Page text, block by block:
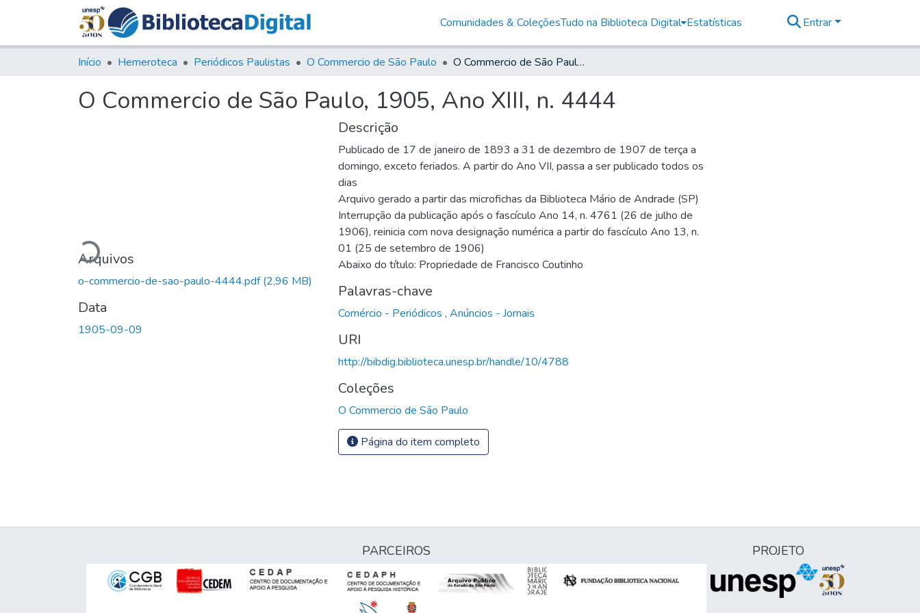
Comunidades & ColeçõesTudo na Biblioteca Digital Estatísticas Entrar
Início Hemeroteca Periódicos Paulistas O Commercio de São Paulo O Commercio de São Paulo, 1905, Ano XIII, n. 4444
O Commercio de São Paulo, 1905, Ano XIII, n. 4444
Carregando...
Arquivos
o-commercio-de-sao-paulo-4444.pdf(2,96 MB)
Data
1905-09-09
Descrição
Publicado de 17 de janeiro de 1893 a 31 de dezembro de 1907 de terça a
domingo, exceto feriados. A partir do Ano VII, passa a ser publicado todos os
dias
Arquivo gerado a partir das microfichas da Biblioteca Mário de Andrade (SP)
Interrupção da publicação após o fascículo Ano 14, n. 4761 (26 de julho de
1906), reinicia com nova designação numérica a partir do fascículo Ano 13, n.
01 (25 de setembro de 1906)
Abaixo do título: Propriedade de Francisco Coutinho
Palavras-chave
Comércio - Periódicos , Anúncios - Jornais
URI
http://bibdig.biblioteca.unesp.br/handle/10/4788
Coleções
O Commercio de São Paulo
Página do item completo
PARCEIROS PROJETO